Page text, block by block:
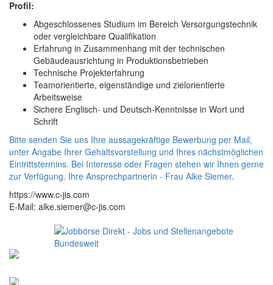
Profil:
Abgeschlossenes Studium im Bereich Versorgungstechnik
oder vergleichbare Qualifikation
Erfahrung in Zusammenhang mit der technischen
Gebäudeausrichtung in Produktionsbetrieben
Technische Projekterfahrung
Teamorientierte, eigenständige und zielorientierte
Arbeitsweise
Sichere Englisch- und Deutsch-Kenntnisse in Wort und
Schrift
Bitte senden Sie uns Ihre aussagekräftige Bewerbung per Mail,
unter Angabe Ihrer Gehaltsvorstellung und Ihres nächstmöglichen
Eintrittstermins. Bei Interesse oder Fragen stehen wir Ihnen gerne
zur Verfügung. Ihre Ansprechpartnerin - Frau Alke Siemer.
https://www.c-jis.com
E-Mail: alke.siemer@c-jis.com